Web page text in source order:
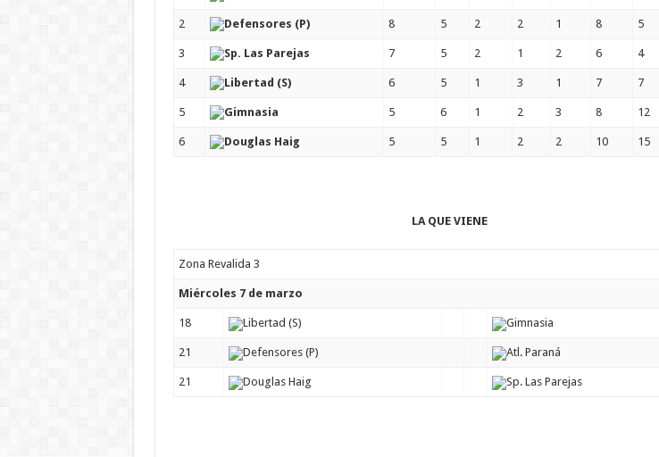
2 Defensores (P) 8 5 2 2 1 8 5
3 Sp. Las Parejas 7 5 2 1 2 6 4
4 Libertad (S) 6 5 1 3 1 7 7
5 Gimnasia 5 6 1 2 3 8 12
6 Douglas Haig 5 5 1 2 2 10 15
LA QUE VIENE
Zona Revalida 3
Miércoles 7 de marzo
18 Libertad (S) Gimnasia
21 Defensores (P) Atl. Paraná
21 Douglas Haig Sp. Las Parejas